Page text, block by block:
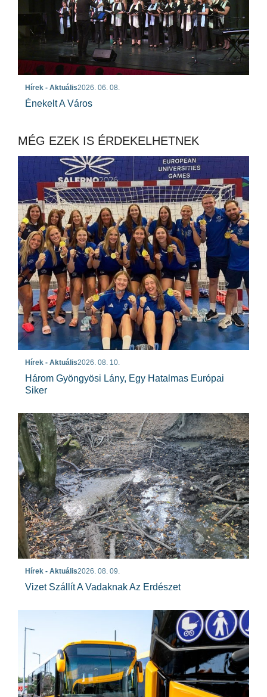
Hírek - Aktuális2026. 06. 08.
Énekelt A Város
MÉG EZEK IS ÉRDEKELHETNEK
Hírek - Aktuális2026. 08. 10.
Három Gyöngyösi Lány, Egy Hatalmas Európai
Siker
Hírek - Aktuális2026. 08. 09.
Vizet Szállít A Vadaknak Az Erdészet